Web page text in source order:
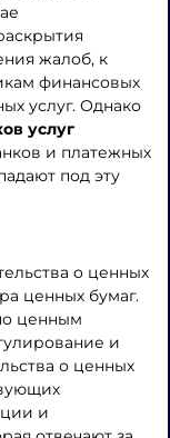
жалоб, к
финансовых
услуг. Однако
услуг
и платежных
под эту
о ценных
ценных бумаг.
ценным
и
о ценных
и